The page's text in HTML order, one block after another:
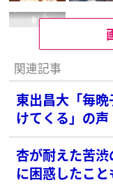
関連記事
東出昌大「毎
けてくる」の声
杏が耐えた苦
に困惑したこと